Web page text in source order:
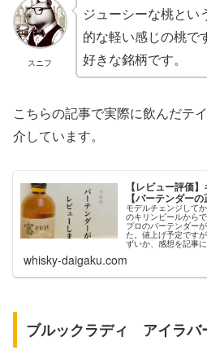
スニフ
ジューシーな桃とい
的な軽い感じの桃で
好きな銘柄です。
こちらの記事で実際に飲んだテ
介しています。
【レビュー評価
【バーテンダーの
モデルチェンジして
のキリンビールから
プロのバーテンダー
た。値上げ予定です
ずいか、感想を記事に
whisky-daigaku.com
ブルックラディ アイラバ